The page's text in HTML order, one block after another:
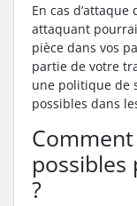
En cas d’attaque
attaquant
pièce dans vos
partie de votre
une politique de
possibles dans
possibles
?